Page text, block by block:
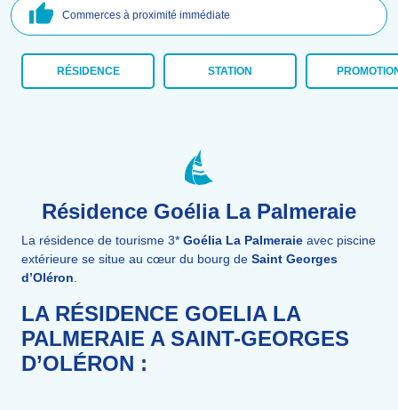
Commerces à proximité immédiate
RÉSIDENCE STATION
Résidence Goélia La Palmeraie
La résidence de tourisme 3* Goélia La Palmeraie avec piscine
extérieure se situe au cœur du bourg de Saint Georges
d’Oléron
LA RÉSIDENCE GOELIA LA
PALMERAIE A SAINT-GEORGES
D’OLÉRON :